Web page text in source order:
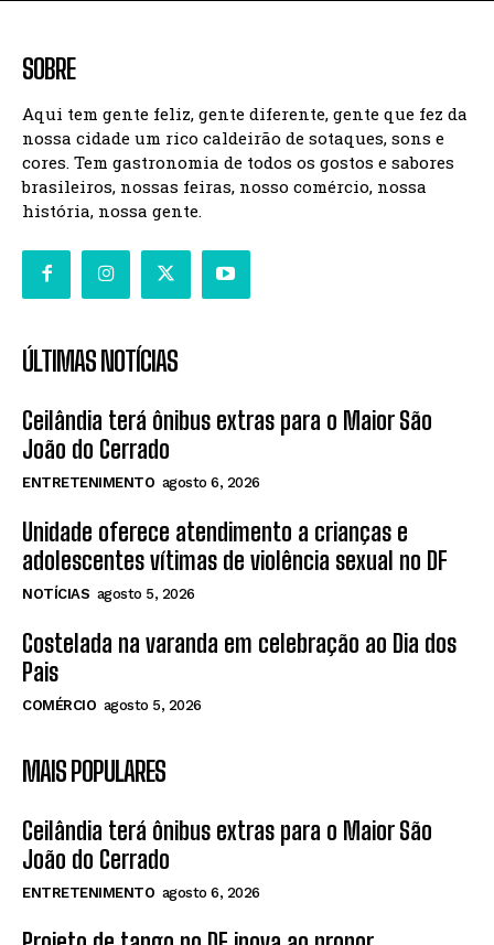
SOBRE
Aqui tem gente feliz, gente diferente, gente que fez da
nossa cidade um rico caldeirão de sotaques, sons e
cores. Tem gastronomia de todos os gostos e sabores
brasileiros, nossas feiras, nosso comércio, nossa
história, nossa gente.
ÚLTIMAS NOTÍCIAS
Ceilândia terá ônibus extras para o Maior São
João do Cerrado
ENTRETENIMENTO agosto 6, 2026
Unidade oferece atendimento a crianças e
adolescentes vítimas de violência sexual no DF
NOTÍCIAS agosto 5, 2026
Costelada na varanda em celebração ao Dia dos
Pais
COMÉRCIO agosto 5, 2026
MAIS POPULARES
Ceilândia terá ônibus extras para o Maior São
João do Cerrado
ENTRETENIMENTO agosto 6, 2026